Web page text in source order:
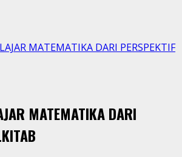
MATEMATIKA DARI PERSPEKTIF
MATEMATIKA DARI